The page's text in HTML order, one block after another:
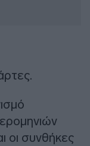
οι συνθήκες